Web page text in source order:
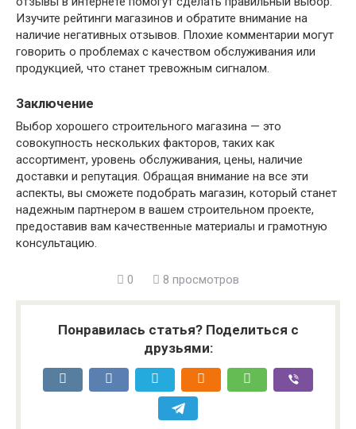
Изучите рейтинги магазинов и обратите внимание на
наличие негативных отзывов. Плохие комментарии могут
говорить о проблемах с качеством обслуживания или
продукцией, что станет тревожным сигналом.
Заключение
Выбор хорошего строительного магазина — это
совокупность нескольких факторов, таких как
ассортимент, уровень обслуживания, цены, наличие
доставки и репутация. Обращая внимание на все эти
аспекты, вы сможете подобрать магазин, который станет
надежным партнером в вашем строительном проекте,
предоставив вам качественные материалы и грамотную
консультацию.
0 8 просмотров
Понравилась статья? Поделиться с
друзьями: